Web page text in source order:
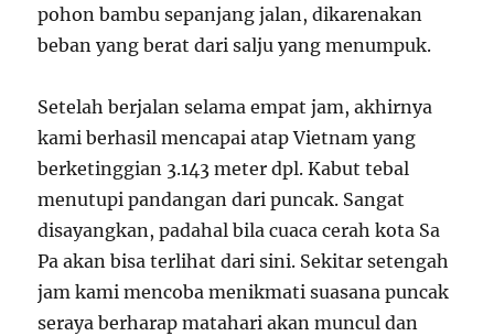
pohon bambu sepanjang jalan, dikarenakan
beban yang berat dari salju yang menumpuk.
Setelah berjalan selama empat jam, akhirnya
kami berhasil mencapai atap Vietnam yang
berketinggian 3.143 meter dpl. Kabut tebal
menutupi pandangan dari puncak. Sangat
disayangkan, padahal bila cuaca cerah kota Sa
Pa akan bisa terlihat dari sini. Sekitar setengah
jam kami mencoba menikmati suasana puncak
seraya berharap matahari akan muncul dan